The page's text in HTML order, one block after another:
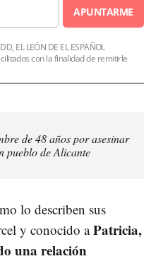
APUNTARME
EL LEÓN DE EL ESPAÑOL
con la finalidad de remitirle
de 48 años por asesinar
pueblo de Alicante
lo describen sus
y conocido aPatricia,
una relación